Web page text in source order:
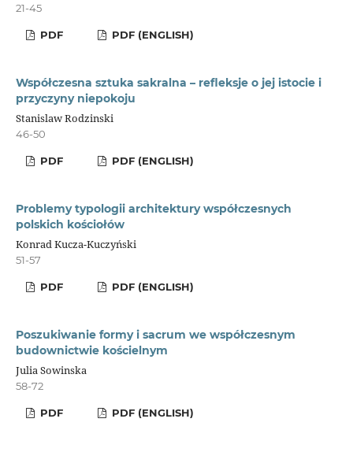
21-45
PDF PDF (ENGLISH)
Współczesna sztuka sakralna – refleksje o jej istocie i
przyczyny niepokoju
Stanislaw Rodzinski
46-50
PDF PDF (ENGLISH)
Problemy typologii architektury współczesnych
polskich kościołów
Konrad Kucza-Kuczyński
51-57
PDF PDF (ENGLISH)
Poszukiwanie formy i sacrum we współczesnym
budownictwie kościelnym
Julia Sowinska
58-72
PDF PDF (ENGLISH)